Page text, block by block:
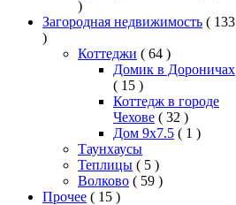
)
Загородная недвижимость ( 133
)
Коттеджи ( 64 )
Домик в Дороничах
( 15 )
Коттедж в городе
Чехове ( 32 )
Дом 9x7.5 ( 1 )
Таунхаусы
Теплицы ( 5 )
Волково ( 59 )
Прочее ( 15 )